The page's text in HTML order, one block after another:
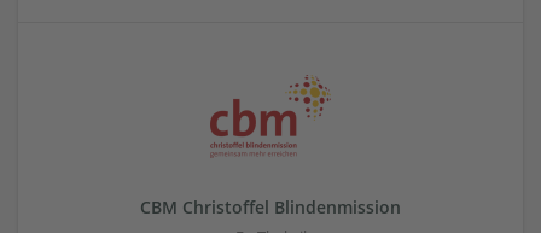
CBM Christoffel Blindenmission